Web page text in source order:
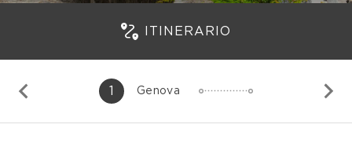
ITINERARIO
1 Genova